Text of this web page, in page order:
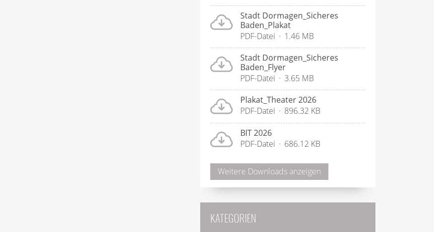
Stadt Dormagen_Sicheres
Baden_Plakat
PDF-Datei
1.46 MB
Stadt Dormagen_Sicheres
Baden_Flyer
PDF-Datei
3.65 MB
Plakat_Theater 2026
PDF-Datei
896.32 KB
BIT 2026
PDF-Datei
686.12 KB
Weitere Downloads anzeigen
KATEGORIEN